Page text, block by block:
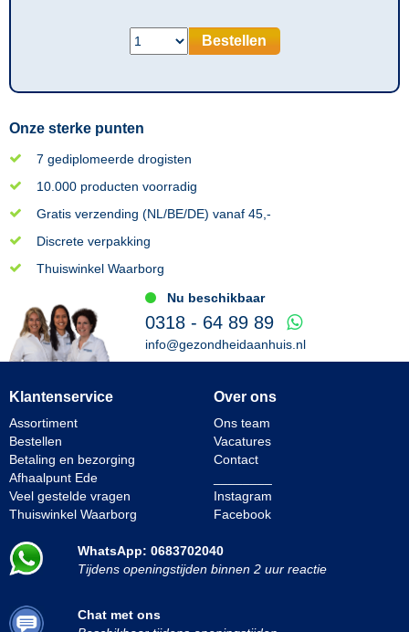
Bestellen
Onze sterke punten
7 gediplomeerde drogisten
10.000 producten voorradig
Gratis verzending (NL/BE/DE) vanaf 45,-
Discrete verpakking
Thuiswinkel Waarborg
Nu beschikbaar
0318 - 64 89 89
info@gezondheidaanhuis.nl
Klantenservice
Assortiment
Bestellen
Betaling en bezorging
Afhaalpunt Ede
Veel gestelde vragen
Thuiswinkel Waarborg
Over ons
Ons team
Vacatures
Contact
Instagram
Facebook
WhatsApp: 0683702040
Tijdens openingstijden binnen 2 uur reactie
Chat met ons